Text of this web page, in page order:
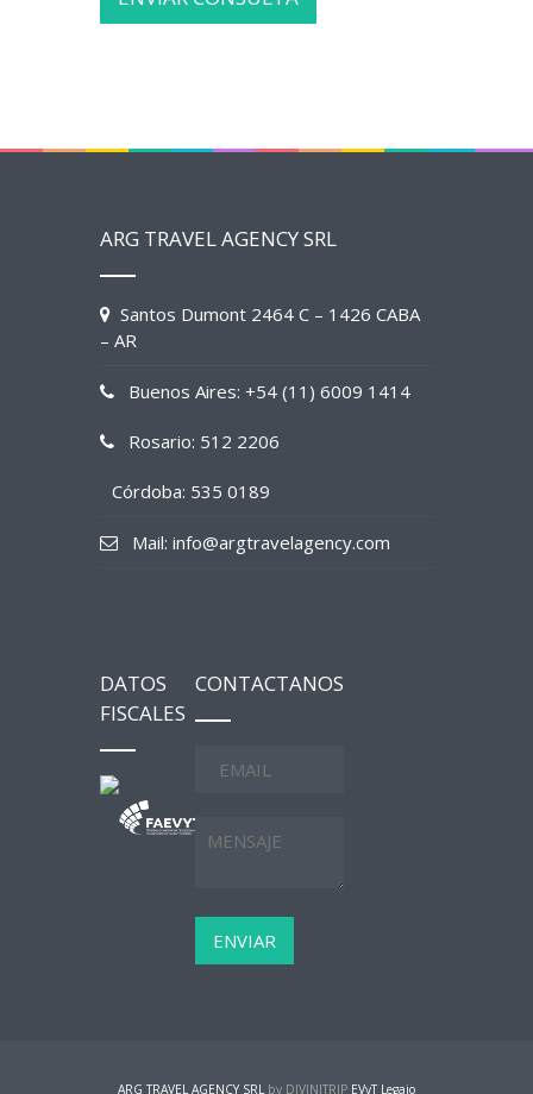
ARG TRAVEL AGENCY SRL
Santos Dumont 2464 C – 1426 CABA
– AR
Buenos Aires: +54 (11) 6009 1414
Rosario: 512 2206
Córdoba: 535 0189
Mail: info@argtravelagency.com
DATOS
FISCALES
CONTACTANOS
ARG TRAVEL AGENCY SRLby DIVINITRIP EVyT Legajo